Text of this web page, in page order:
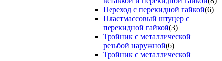
Переход с перекидной гайкой(6)
Пластмассовый штуцер с
перекидной гайкой(3)
Тройник с металлической
резьбой наружной(6)
Тройник с металлической